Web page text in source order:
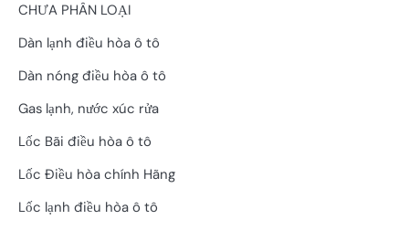
CHƯA PHÂN LOẠI
Dàn lạnh điều hòa ô tô
Dàn nóng điều hòa ô tô
Gas lạnh, nước xúc rửa
Lốc Bãi điều hòa ô tô
Lốc Điều hòa chính Hãng
Lốc lạnh điều hòa ô tô